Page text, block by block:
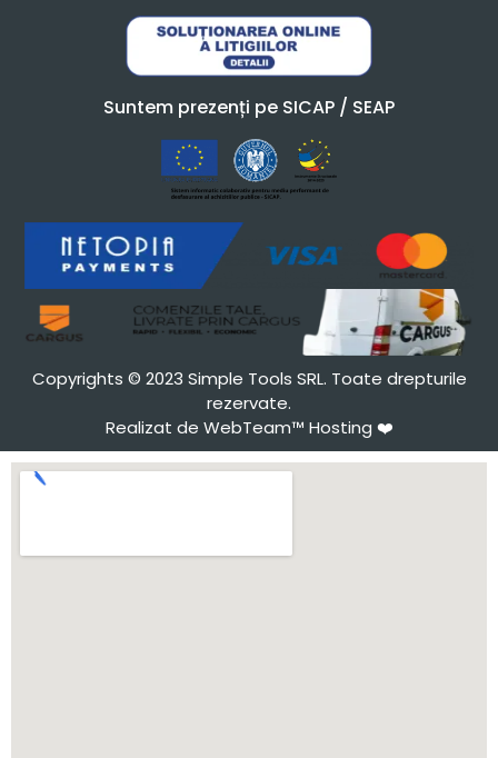
Suntem prezenți pe SICAP / SEAP
Copyrights © 2023 Simple Tools SRL. Toate drepturile
rezervate.
Realizat de WebTeam™ Hosting ❤️